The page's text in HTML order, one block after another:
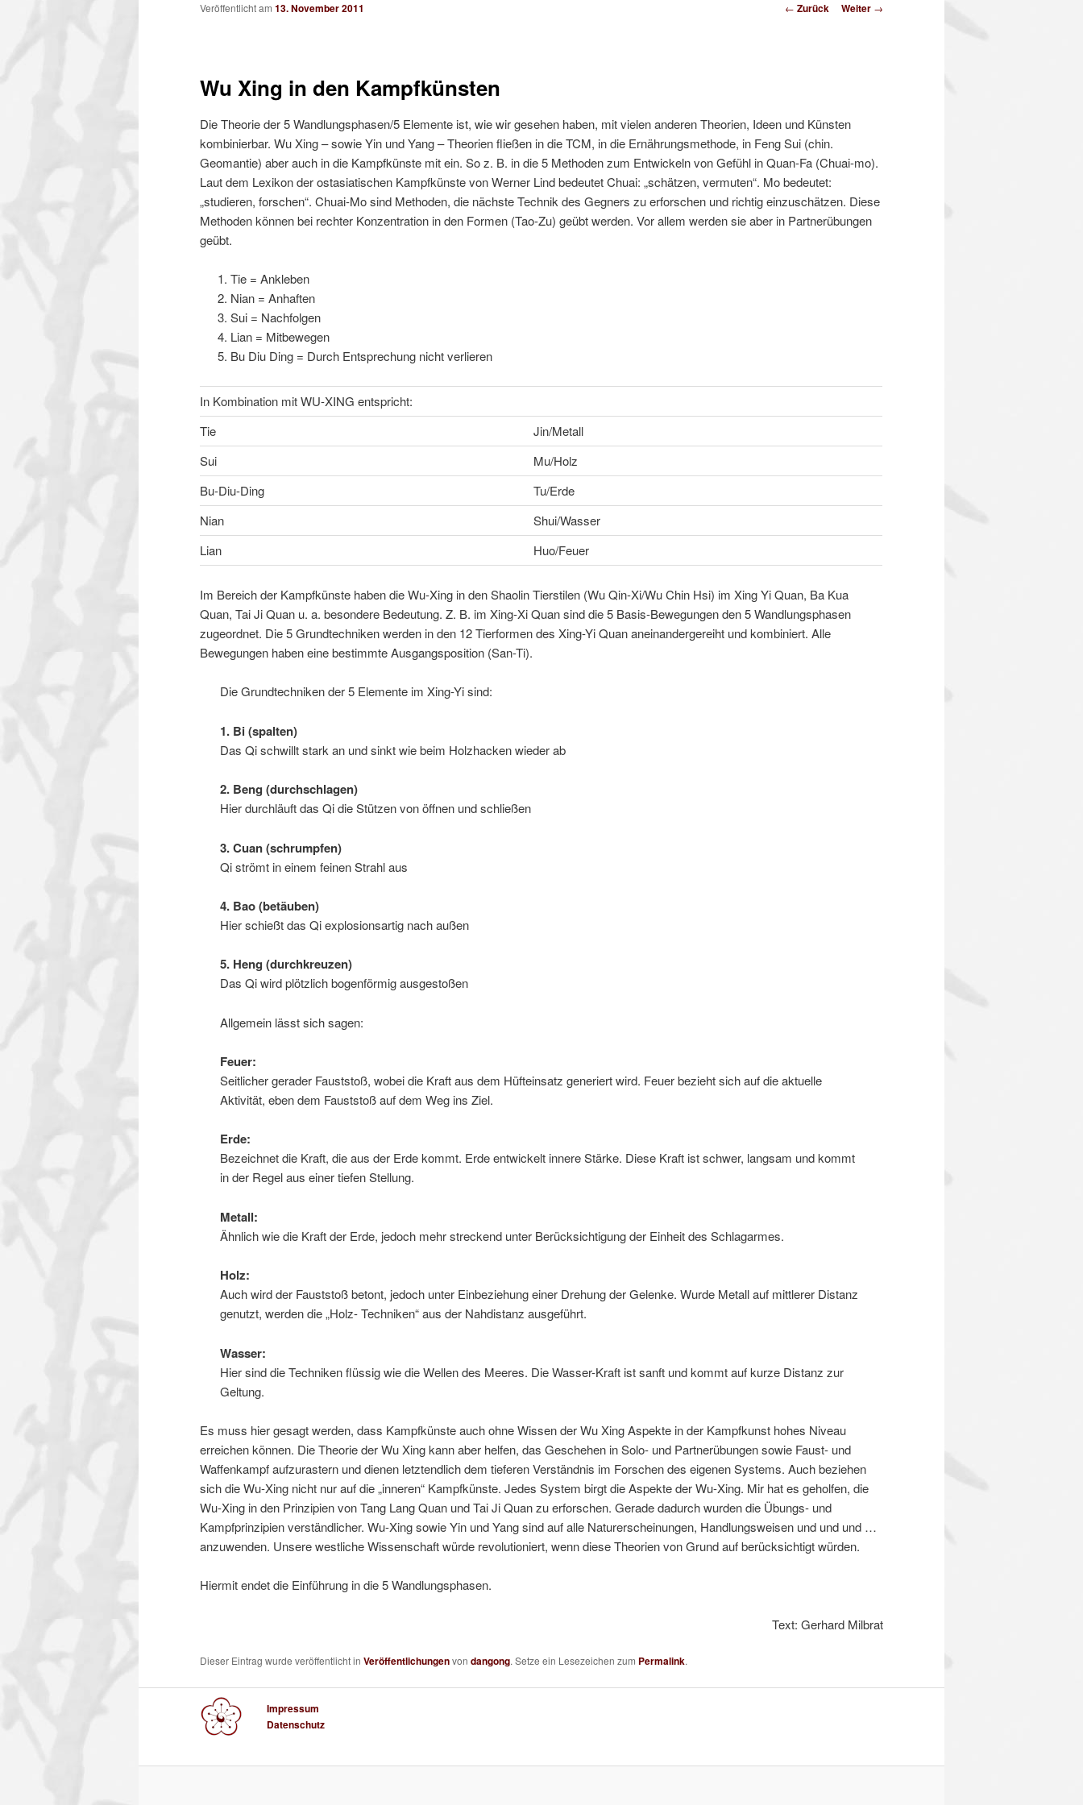
Beitrags-
← Zurück Weiter →
Wu Xing in den Kampfkünsten
Veröffentlicht am 13. November 2011
Die Theorie der 5 Wandlungsphasen/5 Elemente ist, wie wir gesehen haben, mit vielen anderen Theorien, Ideen und Künsten
kombinierbar. Wu Xing – sowie Yin und Yang – Theorien fließen in die TCM, in die Ernährungsmethode, in Feng Sui (chin.
Geomantie) aber auch in die Kampfkünste mit ein. So z. B. in die 5 Methoden zum Entwickeln von Gefühl in Quan-Fa (Chuai-mo).
Laut dem Lexikon der ostasiatischen Kampfkünste von Werner Lind bedeutet Chuai: „schätzen, vermuten“. Mo bedeutet:
„studieren, forschen“. Chuai-Mo sind Methoden, die nächste Technik des Gegners zu erforschen und richtig einzuschätzen. Diese
Methoden können bei rechter Konzentration in den Formen (Tao-Zu) geübt werden. Vor allem werden sie aber in Partnerübungen
geübt.
Tie = Ankleben
Nian = Anhaften
Sui = Nachfolgen
Lian = Mitbewegen
Bu Diu Ding = Durch Entsprechung nicht verlieren
In Kombination mit WU-XING entspricht:
Tie
Jin/Metall
Sui
Mu/Holz
Bu-Diu-Ding
Tu/Erde
Nian
Shui/Wasser
Lian
Huo/Feuer
Im Bereich der Kampfkünste haben die Wu-Xing in den Shaolin Tierstilen (Wu Qin-Xi/Wu Chin Hsi) im Xing Yi Quan, Ba Kua
Quan, Tai Ji Quan u. a. besondere Bedeutung. Z. B. im Xing-Xi Quan sind die 5 Basis-Bewegungen den 5 Wandlungsphasen
zugeordnet. Die 5 Grundtechniken werden in den 12 Tierformen des Xing-Yi Quan aneinandergereiht und kombiniert. Alle
Bewegungen haben eine bestimmte Ausgangsposition (San-Ti).
Die Grundtechniken der 5 Elemente im Xing-Yi sind:
1. Bi (spalten)
Das Qi schwillt stark an und sinkt wie beim Holzhacken wieder ab
2. Beng (durchschlagen)
Hier durchläuft das Qi die Stützen von öffnen und schließen
3. Cuan (schrumpfen)
Qi strömt in einem feinen Strahl aus
4. Bao (betäuben)
Hier schießt das Qi explosionsartig nach außen
5. Heng (durchkreuzen)
Das Qi wird plötzlich bogenförmig ausgestoßen
Allgemein lässt sich sagen:
Feuer:
Seitlicher gerader Fauststoß, wobei die Kraft aus dem Hüfteinsatz generiert wird. Feuer bezieht sich auf die aktuelle
Aktivität, eben dem Fauststoß auf dem Weg ins Ziel.
Erde:
Bezeichnet die Kraft, die aus der Erde kommt. Erde entwickelt innere Stärke. Diese Kraft ist schwer, langsam und kommt
in der Regel aus einer tiefen Stellung.
Metall:
Ähnlich wie die Kraft der Erde, jedoch mehr streckend unter Berücksichtigung der Einheit des Schlagarmes.
Holz:
Auch wird der Fauststoß betont, jedoch unter Einbeziehung einer Drehung der Gelenke. Wurde Metall auf mittlerer Distanz
genutzt, werden die „Holz- Techniken“ aus der Nahdistanz ausgeführt.
Wasser:
Hier sind die Techniken flüssig wie die Wellen des Meeres. Die Wasser-Kraft ist sanft und kommt auf kurze Distanz zur
Geltung.
Es muss hier gesagt werden, dass Kampfkünste auch ohne Wissen der Wu Xing Aspekte in der Kampfkunst hohes Niveau
erreichen können. Die Theorie der Wu Xing kann aber helfen, das Geschehen in Solo- und Partnerübungen sowie Faust- und
Waffenkampf aufzurastern und dienen letztendlich dem tieferen Verständnis im Forschen des eigenen Systems. Auch beziehen
sich die Wu-Xing nicht nur auf die „inneren“ Kampfkünste. Jedes System birgt die Aspekte der Wu-Xing. Mir hat es geholfen, die
Wu-Xing in den Prinzipien von Tang Lang Quan und Tai Ji Quan zu erforschen. Gerade dadurch wurden die Übungs- und
Kampfprinzipien verständlicher. Wu-Xing sowie Yin und Yang sind auf alle Naturerscheinungen, Handlungsweisen und und und …
anzuwenden. Unsere westliche Wissenschaft würde revolutioniert, wenn diese Theorien von Grund auf berücksichtigt würden.
Hiermit endet die Einführung in die 5 Wandlungsphasen.
Text: Gerhard Milbrat
Dieser Eintrag wurde veröffentlicht inVeröffentlichungenvondangong. Setze ein Lesezeichen zum Permalink.
Impressum
Datenschutz